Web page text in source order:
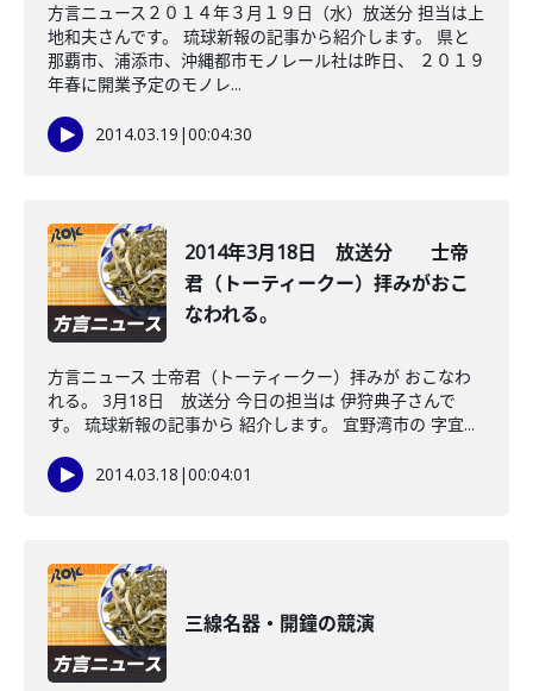
方言ニュース２０１４年３月１９日（水）放送分 担当は上
地和夫さんです。 琉球新報の記事から紹介します。 県と
那覇市、浦添市、沖縄都市モノレール社は昨日、 ２０１９
年春に開業予定のモノレ...
2014.03.19 |00:04:30
2014年3月18日 放送分 士帝
君（トーティークー）拝みがおこ
なわれる。
方言ニュース 士帝君（トーティークー）拝みが おこなわ
れる。 3月18日 放送分 今日の担当は 伊狩典子さんで
す。 琉球新報の記事から 紹介します。 宜野湾市の 字宜...
2014.03.18 |00:04:01
三線名器・開鐘の競演